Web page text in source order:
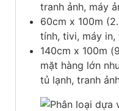
tranh ảnh, máy
60cm x 100m
tính, tivi, máy
140cm x 100m
mặt hàng lớn
tủ lạnh, tranh